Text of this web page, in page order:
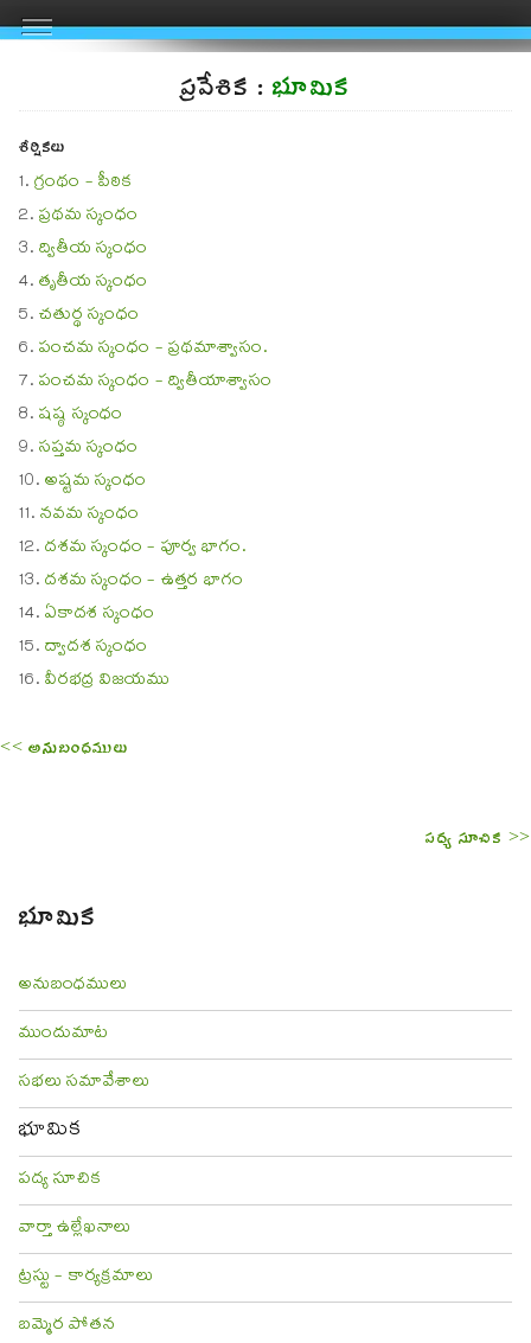
ప్రవేశిక :భూమిక
శీర్షికలు
గ్రంథం - పీఠిక
ప్రథమ స్కంధం
ద్వితీయ స్కంధం
తృతీయ స్కంధం
చతుర్థ స్కంధం
పంచమ స్కంధం - ప్రథమాశ్వాసం.
పంచమ స్కంధం - ద్వితీయాశ్వాసం
షష్ఠ స్కంధం
సప్తమ స్కంధం
అష్టమ స్కంధం
నవమ స్కంధం
దశమ స్కంధం - పూర్వ భాగం.
దశమ స్కంధం - ఉత్తర భాగం
ఏకాదశ స్కంధం
ద్వాదశ స్కంధం
వీరభద్ర విజయము
<< అనుబంధములు
పద్య సూచిక >>
భూమిక
అనుబంధములు
ముందుమాట
సభలు సమావేశాలు
భూమిక
పద్య సూచిక
వార్తా ఉల్లేఖనాలు
ట్రస్టు - కార్యక్రమాలు
బమ్మెర పోతన